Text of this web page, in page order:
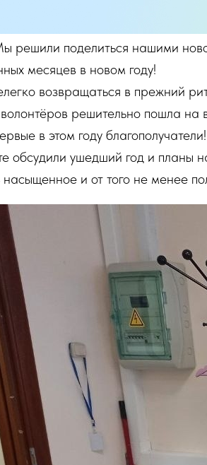
решили поделиться нашими
месяцев в новом году!
возвращаться в прежний
решительно пошла на
в этом году благополучатели!
обсудили ушедший год и планы
насыщенное и от того не менее